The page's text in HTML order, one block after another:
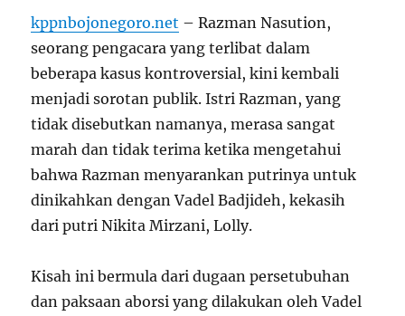
kppnbojonegoro.net – Razman Nasution,
seorang pengacara yang terlibat dalam
beberapa kasus kontroversial, kini kembali
menjadi sorotan publik. Istri Razman, yang
tidak disebutkan namanya, merasa sangat
marah dan tidak terima ketika mengetahui
bahwa Razman menyarankan putrinya untuk
dinikahkan dengan Vadel Badjideh, kekasih
dari putri Nikita Mirzani, Lolly.
Kisah ini bermula dari dugaan persetubuhan
dan paksaan aborsi yang dilakukan oleh Vadel